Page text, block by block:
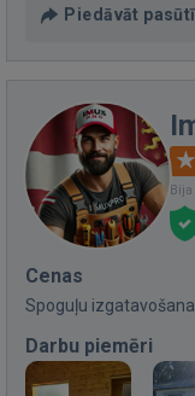
Piedāvāt
Cenas
Spoguļu izgatavošana
Darbu piemēri